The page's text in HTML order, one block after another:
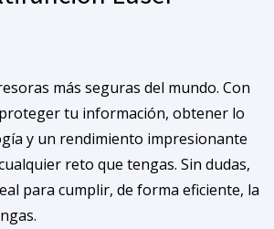
más seguras del mundo. Con
tu información, obtener lo
y un rendimiento impresionante
reto que tengas. Sin dudas,
para cumplir, de forma eficiente, la